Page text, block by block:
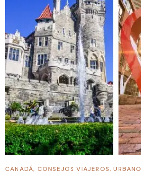
CANADÁ, CONSEJOS VIAJEROS,URBANO